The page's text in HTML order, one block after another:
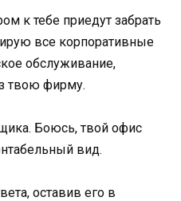
к тебе приедут забрать
все корпоративные
обслуживание,
твою фирму.
Боюсь, твой офис
вид.
оставив его в